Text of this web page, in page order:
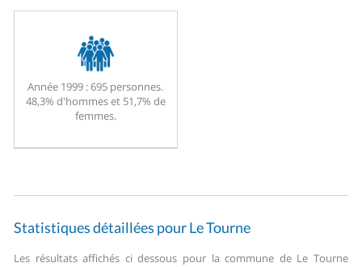
Année 1999 :695 personnes.
48,3% d'hommes et 51,7% de
femmes.
Statistiques détaillées pour Le Tourne
Les résultats affichés ci dessous pour la commune de Le Tourne